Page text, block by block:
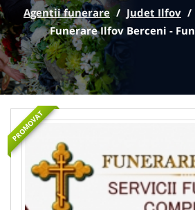
Agentii funerare / Judet Ilfov /
Funerare Ilfov Berceni -
PROMOVAT